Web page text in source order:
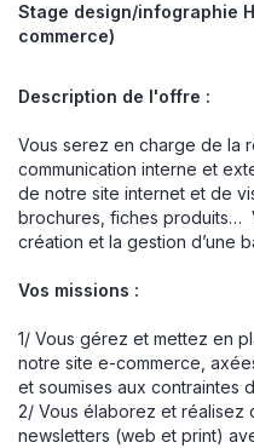
Stage design/infographie
commerce)
Description de l'offre :
Vous serez en charge de la
communication interne et
de notre site internet et de
brochures, fiches produits…
création et la gestion d’une
Vos missions :
1/ Vous gérez et mettez en
notre site e-commerce,
et soumises aux contraintes
2/ Vous élaborez et réalisez
newsletters (web et print)